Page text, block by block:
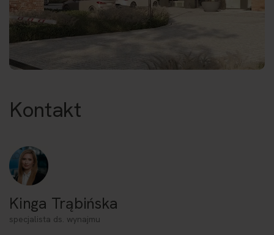
Kontakt
Kinga Trąbińska
specjalista ds. wynajmu